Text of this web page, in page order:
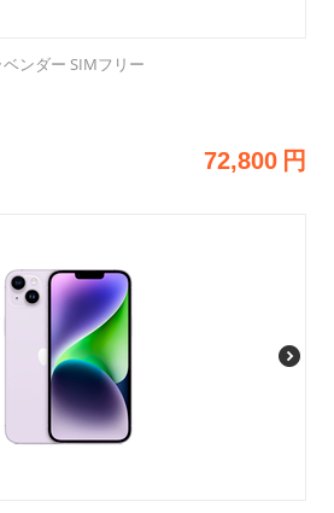
ンダー SIMフリー
72,800 円